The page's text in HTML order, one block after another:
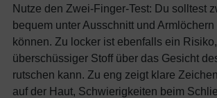
Nutze den Zwei-Finger-Test: Du solltest
bequem unter Ausschnitt und
können. Zu locker ist ebenfalls ein
überschüssiger Stoff über das Gesicht
rutschen kann. Zu eng zeigt klare
auf der Haut, Schwierigkeiten beim